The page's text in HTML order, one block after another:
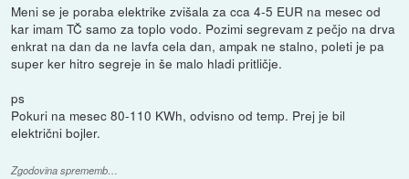
Meni se je poraba elektrike zvišala za cca 4-5 EUR na mesec od
kar imam TČ samo za toplo vodo. Pozimi segrevam z pečjo na drva
enkrat na dan da ne lavfa cela dan, ampak ne stalno, poleti je pa
super ker hitro segreje in še malo hladi pritličje.
ps
Pokuri na mesec 80-110 KWh, odvisno od temp. Prej je bil
električni bojler.
Zgodovina sprememb…